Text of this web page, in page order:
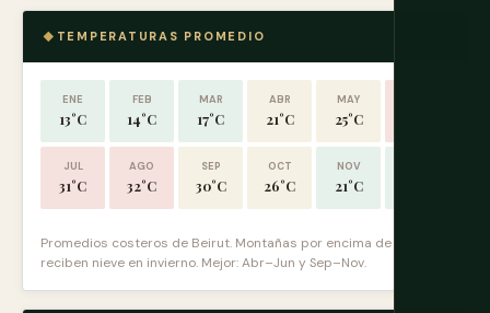
TEMPERATURAS PROMEDIO
ENE
13°C
FEB
14°C
MAR
17°C
ABR
21°C
MAY
25°C
JUL
31°C
AGO
32°C
SEP
30°C
OCT
26°C
NOV
21°C
Promedios costeros de Beirut. Montañas por encima de 1.500m
reciben nieve en invierno. Mejor: Abr–Jun y Sep–Nov.